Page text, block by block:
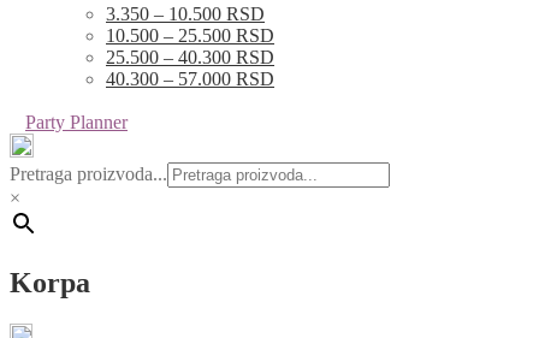
3.350 – 10.500 RSD
10.500 – 25.500 RSD
25.500 – 40.300 RSD
40.300 – 57.000 RSD
Party Planner
Pretraga proizvoda...
×
Korpa